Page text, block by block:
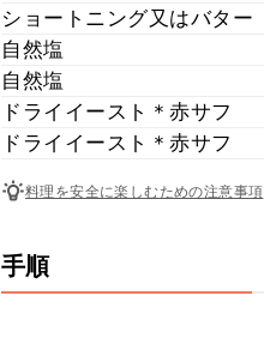
ショートニング又はバター
自然塩
自然塩
ドライイースト＊赤サフ
ドライイースト＊赤サフ
料理を安全に楽しむための注意事項
手順